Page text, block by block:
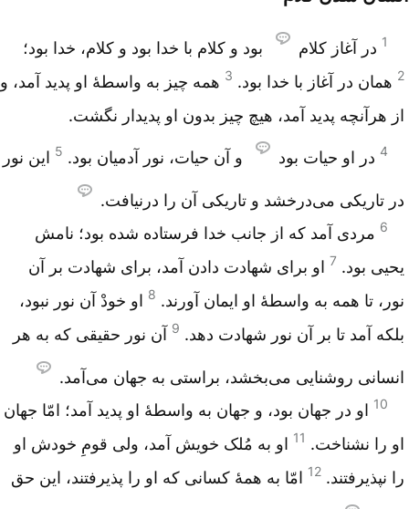
1 در آغاز کلام بود و کلام با خدا بود و کلام، خدا بود؛
2 همان در آغاز با خدا بود. 3 همه چیز به واسطۀ او پدید آمد، و
از هرآنچه پدید آمد، هیچ چیز بدون او پدیدار نگشت.
4 در او حیات بود و آن حیات، نور آدمیان بود. 5 این نور
در تاریکی می‌درخشد و تاریکی آن را درنیافت.
6 مردی آمد که از جانب خدا فرستاده شده بود؛ نامش
یحیی بود. 7 او برای شهادت دادن آمد، برای شهادت بر آن
نور، تا همه به واسطۀ او ایمان آورند. 8 او خودْ آن نور نبود،
بلکه آمد تا بر آن نور شهادت دهد. 9 آن نور حقیقی که به هر
انسانی روشنایی می‌بخشد، براستی به جهان می‌آمد.
10 او در جهان بود، و جهان به واسطۀ او پدید آمد؛ امّا جهان
او را نشناخت. 11 او به مُلک خویش آمد، ولی قومِ خودش او
را نپذیرفتند. 12 امّا به همۀ کسانی که او را پذیرفتند، این حق